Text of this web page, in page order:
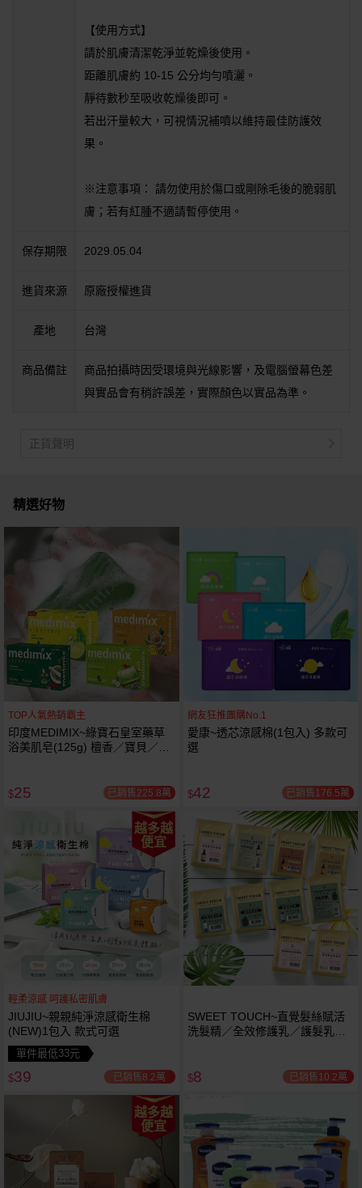
【使用方式】
請於肌膚清潔乾淨並乾燥後使用。
距離肌膚約 10-15 公分均勻噴灑。
靜待數秒至吸收乾燥後即可。
若出汗量較大，可視情況補噴以維持最佳防護效
果。
※注意事項： 請勿使用於傷口或剛除毛後的脆弱肌
膚；若有紅腫不適請暫停使用。
保存期限 2029.05.04
進貨來源 原廠授權進貨
產地 台灣
商品備註
商品拍攝時因受環境與光線影響，及電腦螢幕色差
與實品會有稍許誤差，實際顏色以實品為準。
正貨聲明
精選好物
TOP人氣熱銷霸主
印度MEDIMIX~綠寶石皇室藥草
浴美肌皂(125g) 檀香／寶貝／草
$25 已銷售225.8萬
網友狂推團購No.1
愛康~透芯涼感棉(1包入) 多款可
選
$42 已銷售176.5萬
越多越
便宜
輕柔涼感 呵護私密肌膚
JIUJIU~親親純淨涼感衛生棉
(NEW)1包入 款式可選
單件最低33元
$39 已銷售8.2萬
SWEET TOUCH~直覺髮絲賦活
洗髮精／全效修護乳／護髮乳／
$8 已銷售10.2萬
越多越
便宜